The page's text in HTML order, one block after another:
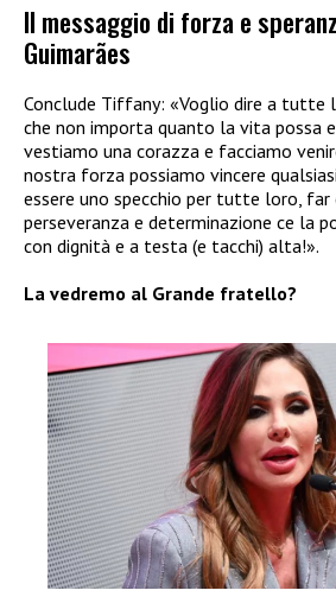
Il messaggio di forza e
Guimarães
Conclude Tiffany: «Voglio dire a tutte
che non importa quanto la vita possa
vestiamo una corazza e facciamo
nostra forza possiamo vincere
essere uno specchio per tutte loro, far
perseveranza e determinazione ce la
con dignità e a testa (e tacchi) alta!».
La vedremo al Grande fratello?